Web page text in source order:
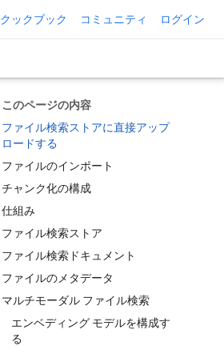
クックブック コミュニティ ログイン
このページの内容
ファイル検索ストアに直接アップ
ロードする
ファイルのインポート
チャンク化の構成
仕組み
ファイル検索ストア
ファイル検索ドキュメント
ファイルのメタデータ
マルチモーダル ファイル検索
エンベディング モデルを構成す
る